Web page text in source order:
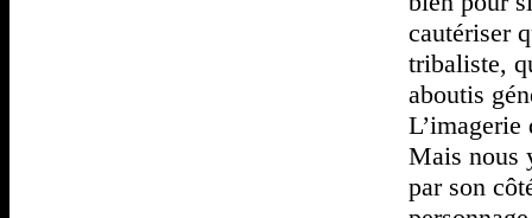
cautériser
tribaliste,
aboutis
Mais nous
par son